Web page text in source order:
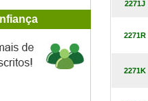
não remontante
2271J
2271R
2271K